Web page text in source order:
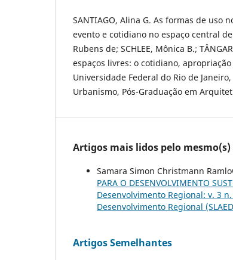
SANTIAGO, Alina G. As formas de uso
evento e cotidiano no espaço central
Rubens de; SCHLEE, Mônica B.;
espaços livres: o cotidiano,
Universidade Federal do Rio de
Urbanismo, Pós-Graduação em
Artigos mais lidos pelo
Samara Simon Christmann
PARA O DESENVOLVIMENTO
Desenvolvimento Regional: v. 3
Desenvolvimento Regional
Artigos Semelhantes